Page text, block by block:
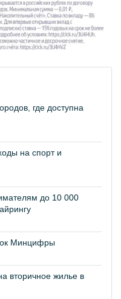
где доступна
на спорт и
до 10 000
Минцифры
вторичное жилье в